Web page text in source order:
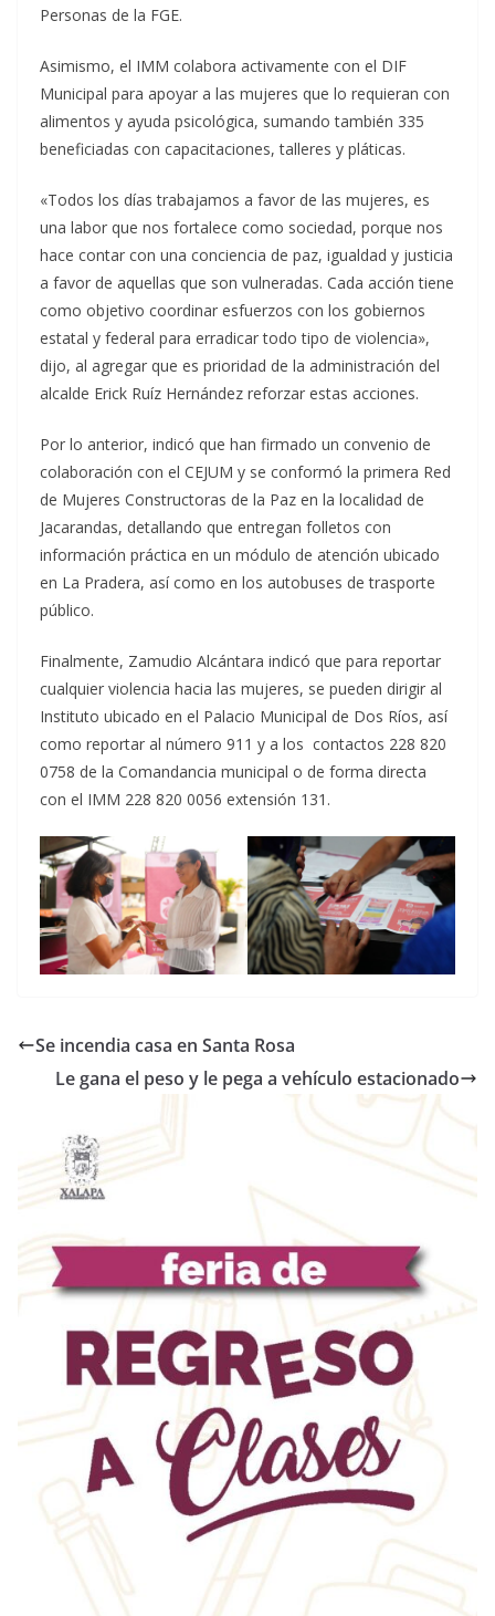
Personas de la FGE.
Asimismo, el IMM colabora activamente con el DIF
Municipal para apoyar a las mujeres que lo requieran con
alimentos y ayuda psicológica, sumando también 335
beneficiadas con capacitaciones, talleres y pláticas.
«Todos los días trabajamos a favor de las mujeres, es
una labor que nos fortalece como sociedad, porque nos
hace contar con una conciencia de paz, igualdad y justicia
a favor de aquellas que son vulneradas. Cada acción tiene
como objetivo coordinar esfuerzos con los gobiernos
estatal y federal para erradicar todo tipo de violencia»,
dijo, al agregar que es prioridad de la administración del
alcalde Erick Ruíz Hernández reforzar estas acciones.
Por lo anterior, indicó que han firmado un convenio de
colaboración con el CEJUM y se conformó la primera Red
de Mujeres Constructoras de la Paz en la localidad de
Jacarandas, detallando que entregan folletos con
información práctica en un módulo de atención ubicado
en La Pradera, así como en los autobuses de trasporte
público.
Finalmente, Zamudio Alcántara indicó que para reportar
cualquier violencia hacia las mujeres, se pueden dirigir al
Instituto ubicado en el Palacio Municipal de Dos Ríos, así
como reportar al número 911 y a los contactos 228 820
0758 de la Comandancia municipal o de forma directa
con el IMM 228 820 0056 extensión 131.
Se incendia casa en Santa Rosa
Le gana el peso y le pega a vehículo estacionado